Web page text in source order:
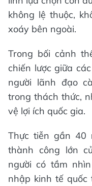
không lệ thuộc,
xoáy bên ngoài.
Trong bối cảnh
chiến lược giữa
người lãnh đạo
trong thách thức,
vệ lợi ích quốc gia.
Thực tiễn gần 40
thành công lớn
người có tầm
nhập kinh tế